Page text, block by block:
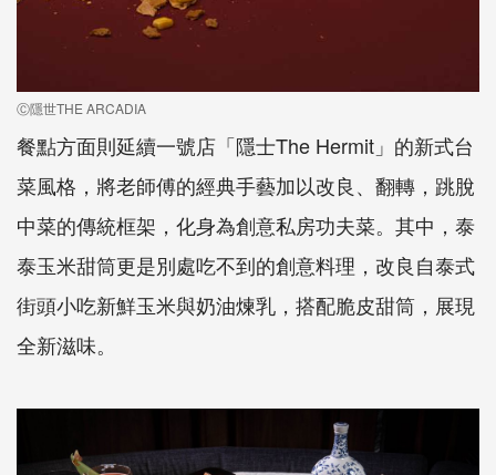
Ⓒ隱世THE ARCADIA
餐點方面則延續一號店「隱士The Hermit 」的新式台
菜風格，將老師傅的經典手藝加以改良、翻轉，跳脫
中菜的傳統框架，化身為創意私房功夫菜。其中，泰
泰玉米甜筒更是別處吃不到的創意料理，改良自泰式
街頭小吃新鮮玉米與奶油煉乳，搭配脆皮甜筒，展現
全新滋味。